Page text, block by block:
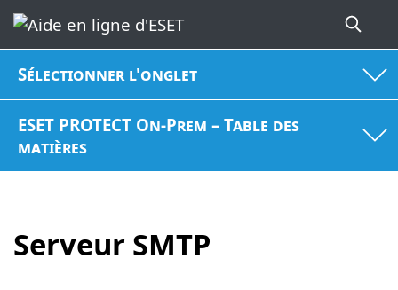
Sélectionner l'onglet
ESET PROTECT On-Prem – Table des
matières
Serveur SMTP